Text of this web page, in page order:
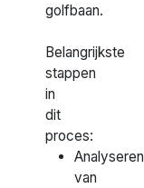
golfbaan.
Belangrijkste
stappen
in
dit
proces:
Analyseren
van